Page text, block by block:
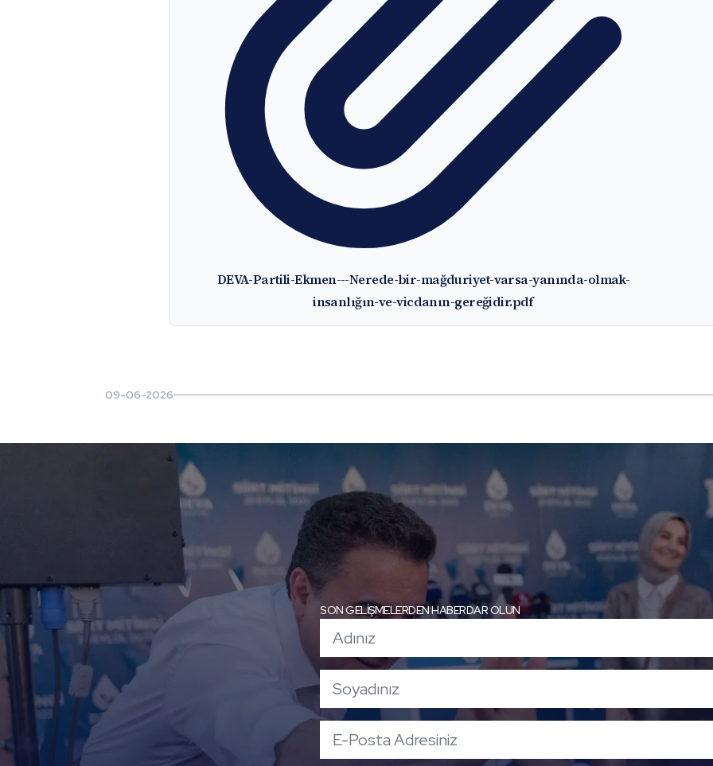
DEVA-Partili-Ekmen---Nerede-bir-mağduriyet-varsa-yanında-olmak-
insanlığın-ve-vicdanın-gereğidir.pdf
09-06-2026
SON GELİŞMELERDEN HABERDAR OLUN